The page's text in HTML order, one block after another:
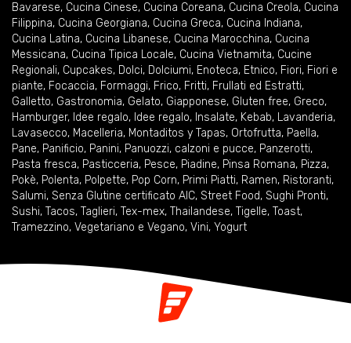
Bavarese, Cucina Cinese, Cucina Coreana, Cucina Creola, Cucina
Filippina, Cucina Georgiana, Cucina Greca, Cucina Indiana,
Cucina Latina, Cucina Libanese, Cucina Marocchina, Cucina
Messicana, Cucina Tipica Locale, Cucina Vietnamita, Cucine
Regionali, Cupcakes, Dolci, Dolciumi, Enoteca, Etnico, Fiori, Fiori e
piante, Focaccia, Formaggi, Frico, Fritti, Frullati ed Estratti,
Galletto, Gastronomia, Gelato, Giapponese, Gluten free, Greco,
Hamburger, Idee regalo, Idee regalo, Insalate, Kebab, Lavanderia,
Lavasecco, Macelleria, Montaditos y Tapas, Ortofrutta, Paella,
Pane, Panificio, Panini, Panuozzi, calzoni e pucce, Panzerotti,
Pasta fresca, Pasticceria, Pesce, Piadine, Pinsa Romana, Pizza,
Pokè, Polenta, Polpette, Pop Corn, Primi Piatti, Ramen, Ristoranti,
Salumi, Senza Glutine certificato AIC, Street Food, Sughi Pronti,
Sushi, Tacos, Taglieri, Tex-mex, Thailandese, Tigelle, Toast,
Tramezzino, Vegetariano e Vegano, Vini, Yogurt